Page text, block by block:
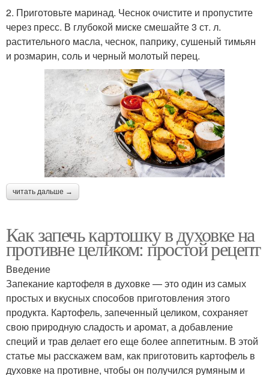
2. Приготовьте маринад. Чеснок очистите и пропустите
через пресс. В глубокой миске смешайте 3 ст. л.
растительного масла, чеснок, паприку, сушеный тимьян
и розмарин, соль и черный молотый перец.
читать дальше →
Как запечь картошку в духовке на
противне целиком: простой рецепт
Введение
Запекание картофеля в духовке — это один из самых
простых и вкусных способов приготовления этого
продукта. Картофель, запеченный целиком, сохраняет
свою природную сладость и аромат, а добавление
специй и трав делает его еще более аппетитным. В этой
статье мы расскажем вам, как приготовить картофель в
духовке на противне, чтобы он получился румяным и